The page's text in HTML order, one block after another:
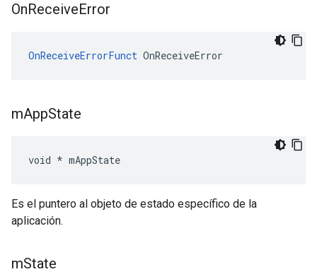
OnReceiveError
OnReceiveErrorFunct OnReceiveError
mAppState
void * mAppState
Es el puntero al objeto de estado específico de la
aplicación.
mState